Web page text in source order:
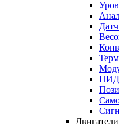
ПИД-
Двигатели